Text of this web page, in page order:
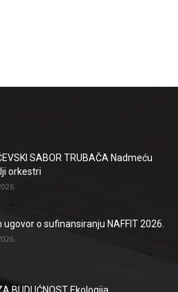
SABOR TRUBAČA Nadmeću
orkestri
ugovor o sufinansiranju NAFFIT 2026.